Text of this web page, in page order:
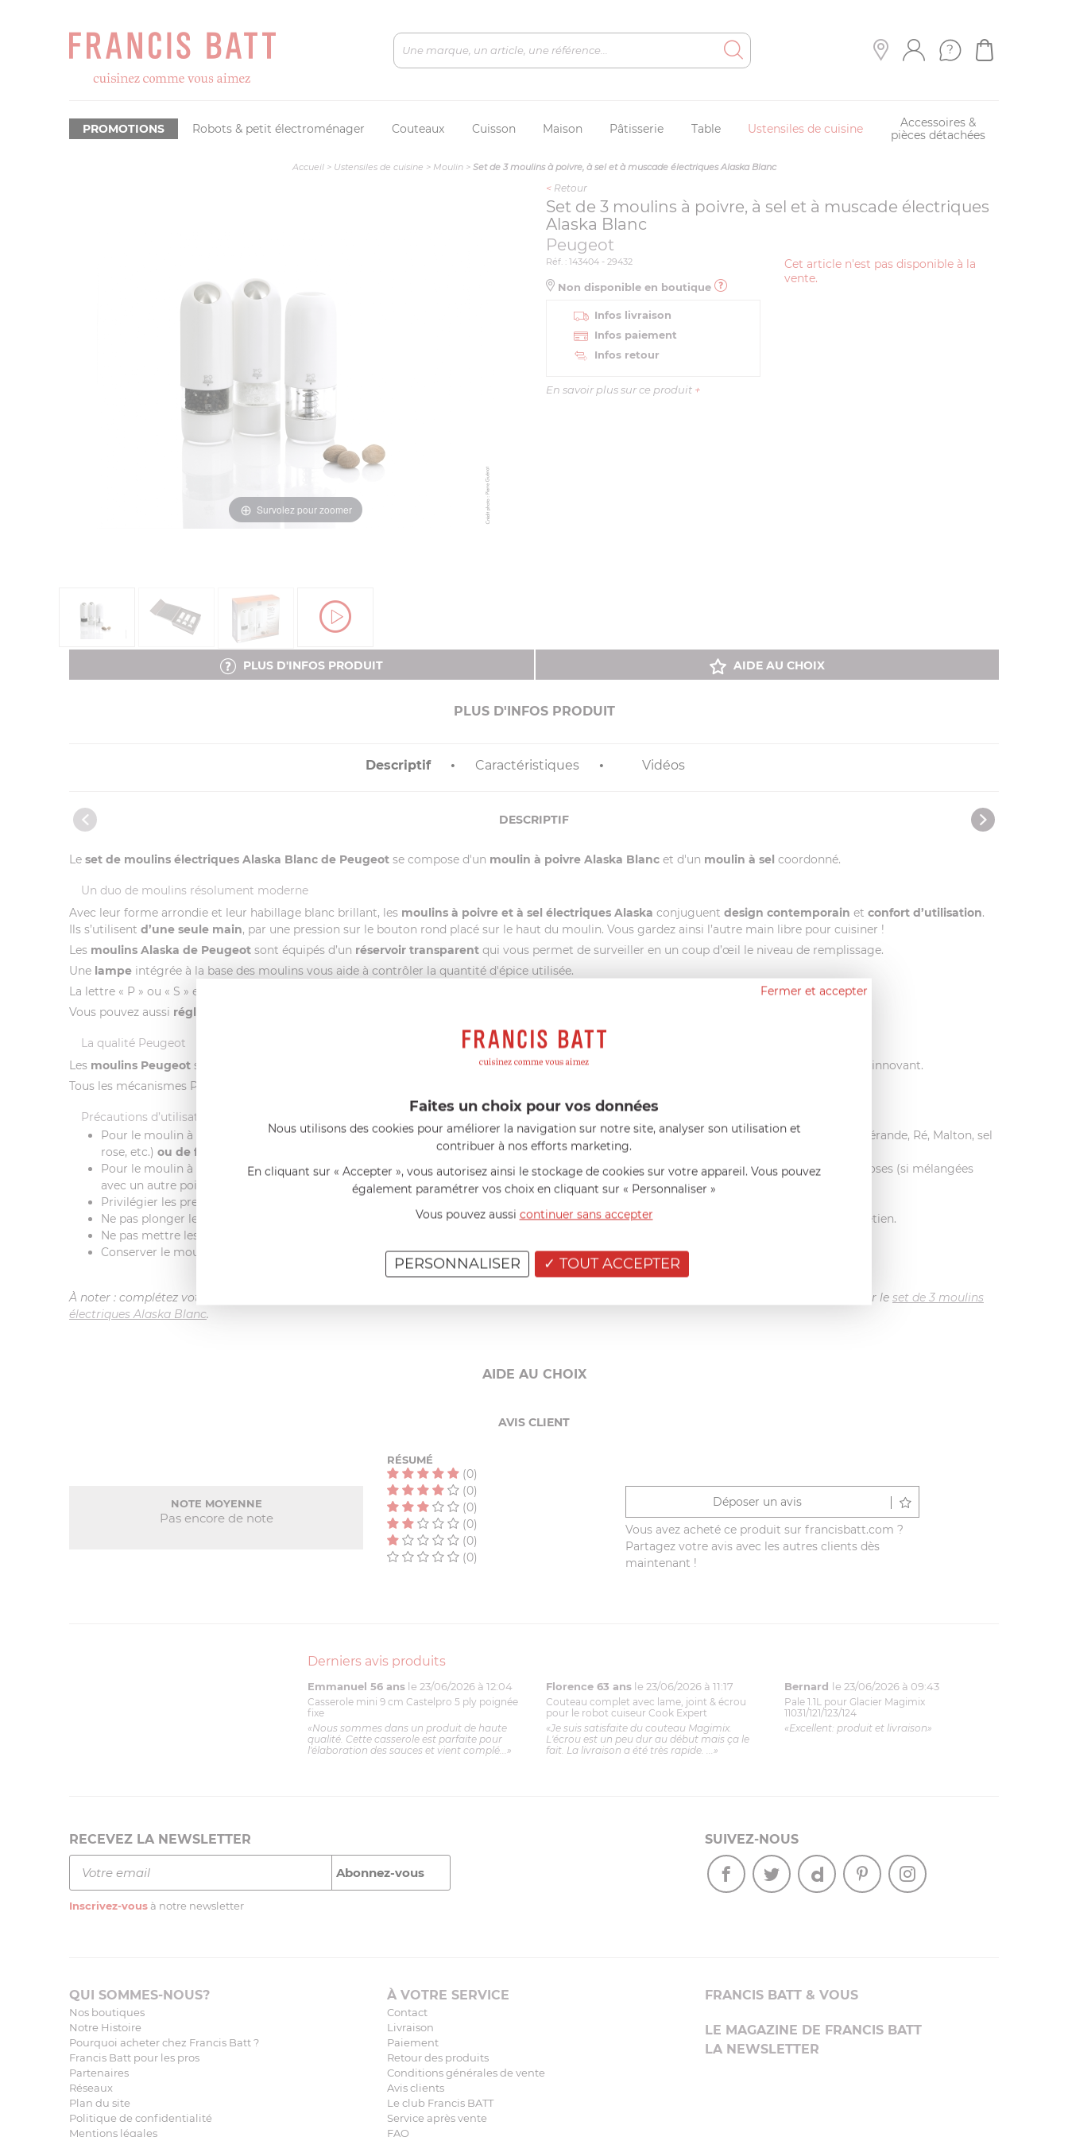
Robots & petit électroménager Couteaux Cuisson Maison Pâtisserie Table Ustensiles de cuisine
Accessoires &
pièces détachées
PROMOTIONS
Accueil> Ustensiles de cuisine > Moulin> Set de 3 moulins à poivre, à sel et à muscade électriques Alaska Blanc
Survolez pour zoomer
< Retour
Set de 3 moulins à poivre, à sel et à muscade électriques
Alaska Blanc
Peugeot
Cet article n'est pas disponible à la
vente.
Réf. : 143404 - 29432
Non disponible en boutique
Infos livraison
Infos paiement
Infos retour
En savoir plus sur ce produit +
PLUS D'INFOS PRODUIT AIDE AU CHOIX
PLUS D'INFOS PRODUIT
Descriptif Caractéristiques Vidéos
DESCRIPTIF
Le set de moulins électriques Alaska Blanc de Peugeot se compose d'un moulin à poivre Alaska Blanc et d'un moulin à sel coordonné.
Un duo de moulins résolument moderne
Avec leur forme arrondie et leur habillage blanc brillant, les moulins à poivre et à sel électriques Alaska conjuguent design contemporain et confort d’utilisation.
Ils s’utilisent d’une seule main, par une pression sur le bouton rond placé sur le haut du moulin. Vous gardez ainsi l’autre main libre pour cuisiner !
Les moulins Alaska de Peugeot sont équipés d’un réservoir transparent qui vous permet de surveiller en un coup d’œil le niveau de remplissage.
Une lampe intégrée à la base des moulins vous aide à contrôler la quantité d'épice utilisée.
La lettre « P » ou « S » est inscrite sur le réservoir pour rappeler la nature du contenu.
Vous pouvez aussi régler la mouture
La qualité Peugeot
Les moulins Peugeot sont reconnus par les amoureux de la gastronomie depuis le XIXe siècle pour leur finesse, leur résistance et leur caractère innovant.
Tous les mécanismes Peugeot sont
Précautions d’utilisation
Pour le moulin à sel : n'utiliser aucune autre épice que du sel, d’un diamètre inférieur ou égal à 5 mm.Ne pas utiliser de sels humides
(Guérande, Ré, Malton, sel
rose, etc.) ou de fleur de sel.
Pour le moulin à poivre : n’utiliser que du poivre d’un diamètre inférieur ou égal à 5 mm (noir, blanc ou vert), de la coriandre ou des baies roses (si mélangées
avec un autre poivre, maximum 15 % de baies roses dans le mélange).
Privilégier les pressions courtes et successives plutôt qu’une seule pression prolongée.
Ne pas plonger le moulin dans l’eau et ne pas utiliser de produits détergents pour le laver. Un chiffon légèrement humide suffit à son entretien.
Ne pas mettre les doigts ou tout objet dans le mécanisme du moulin. Tenir le moulin hors de portée des enfants.
Conserver le moulin rempli à l'abri de la chaleur, de l'humidité et du gel.
À noter : complétez votre set de 2 moulins électriques Alaska avec le coordonné ou optez directement pour le set de 3 moulins
électriques Alaska Blanc.
AIDE AU CHOIX
AVIS CLIENT
NOTE MOYENNE
Pas encore de note
RÉSUMÉ
(0)
(0)
(0)
(0)
(0)
(0)
Déposer un avis
Vous avez acheté ce produit sur francisbatt.com ?
Partagez votre avis avec les autres clients dès
maintenant !
Derniers avis produits
Emmanuel 56 ans le 23/06/2026 à 12:04
Casserole mini 9 cm Castelpro 5 ply poignée
fixe
«Nous sommes dans un produit de haute
qualité. Cette casserole est parfaite pour
l'élaboration des sauces et vient complé...»
Florence 63 ans le 23/06/2026 à 11:17
Couteau complet avec lame, joint & écrou
pour le robot cuiseur Cook Expert
«Je suis satisfaite du couteau Magimix.
L'écrou est un peu dur au début mais ça le
fait. La livraison a été très rapide. ...»
Bernard le 23/06/2026 à 09:43
Pale 1.1L pour Glacier Magimix
11031/121/123/124
«Excellent: produit et livraison»
RECEVEZ LA NEWSLETTER
Inscrivez-vous à notre newsletter
SUIVEZ-NOUS
QUI SOMMES-NOUS?
Nos boutiques
Notre Histoire
Pourquoi acheter chez Francis Batt ?
Francis Batt pour les pros
Partenaires
Réseaux
Plan du site
Politique de confidentialité
Mentions légales
À VOTRE SERVICE
Contact
Livraison
Paiement
Retour des produits
Conditions générales de vente
Avis clients
Le club Francis BATT
Service après vente
FAQ
FRANCIS BATT & VOUS
LE MAGAZINE DE FRANCIS BATT
LA NEWSLETTER
Fermer et accepter
Faites un choix pour vos données
Nous utilisons des cookies pour améliorer la navigation sur notre site, analyser son utilisation et
contribuer à nos efforts marketing.
En cliquant sur « Accepter », vous autorisez ainsi le stockage de cookies sur votre appareil. Vous pouvez
également paramétrer vos choix en cliquant sur « Personnaliser »
Vous pouvez aussi continuer sans accepter
TOUT ACCEPTER
PERSONNALISER